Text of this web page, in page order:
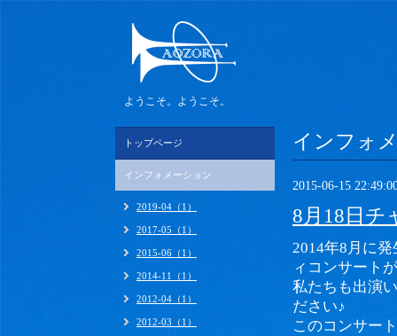
ようこそ。ようこそ。
インフォ
2015-06-15
8月18日チ
2014年8月に
ィコンサート
私たちも出演
ださい♪
このコンサー
トップページ
インフォメーション
2019-04（1）
2017-05（1）
2015-06（1）
2014-11（1）
2012-04（1）
2012-03（1）